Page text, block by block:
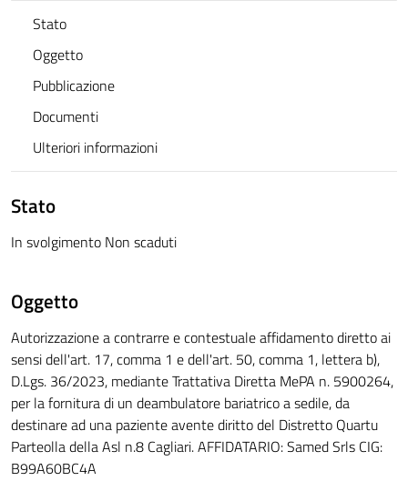
Stato
Oggetto
Pubblicazione
Documenti
Ulteriori informazioni
Stato
In svolgimento Non scaduti
Oggetto
Autorizzazione a contrarre e contestuale affidamento diretto ai
sensi dell'art. 17, comma 1 e dell'art. 50, comma 1, lettera b),
D.Lgs. 36/2023, mediante Trattativa Diretta MePA n. 5900264,
per la fornitura di un deambulatore bariatrico a sedile, da
destinare ad una paziente avente diritto del Distretto Quartu
Parteolla della Asl n.8 Cagliari. AFFIDATARIO: Samed Srls CIG:
B99A60BC4A